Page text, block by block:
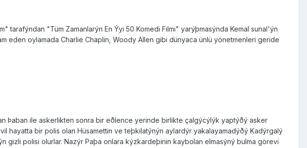
"Tüm Zamanlarýn En Ýyi 50 Komedi Filmi" yarýþmasýnda Kemal sunal'ýn
oylamada Charlie Chaplin, Woody Allen gibi dünyaca ünlü yönetmenleri geride
Þaban ile askerlikten sonra bir eðlence yerinde birlikte çalgýcýlýk yaptýðý asker
hayatta bir polis olan Hüsamettin ve teþkilatýnýn aylardýr yakalayamadýðý Kadýrgalý
polisi olurlar. Nazýr Paþa onlara kýzkardeþinin kaybolan elmasýný bulma görevi